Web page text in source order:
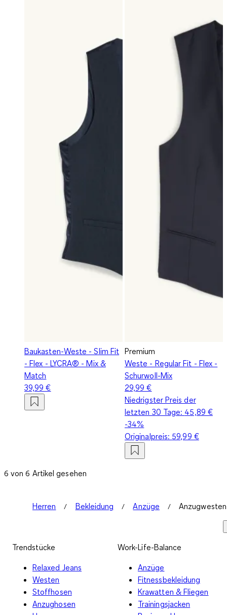
Baukasten-Weste - Slim Fit
- Flex - LYCRA® - Mix &
Match
39,99 €
Premium
Weste - Regular Fit - Flex -
Schurwoll-Mix
29,99 €
Niedrigster Preis der
letzten 30 Tage: 45,89 €
-34%
Originalpreis: 59,99 €
6 von 6 Artikel gesehen
Herren Bekleidung Anzüge Anzugwesten
Trendstücke
Relaxed Jeans
Westen
Stoffhosen
Anzughosen
Work-Life-Balance
Anzüge
Fitnessbekleidung
Krawatten & Fliegen
Trainingsjacken